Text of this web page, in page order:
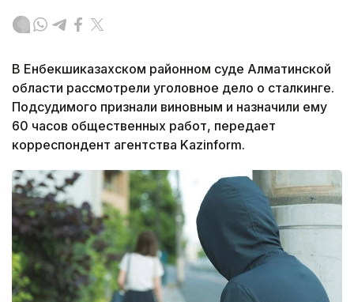
В Енбекшиказахском районном суде Алматинской
области рассмотрели уголовное дело о сталкинге.
Подсудимого признали виновным и назначили ему
60 часов общественных работ, передает
корреспондент агентства Kazinform.